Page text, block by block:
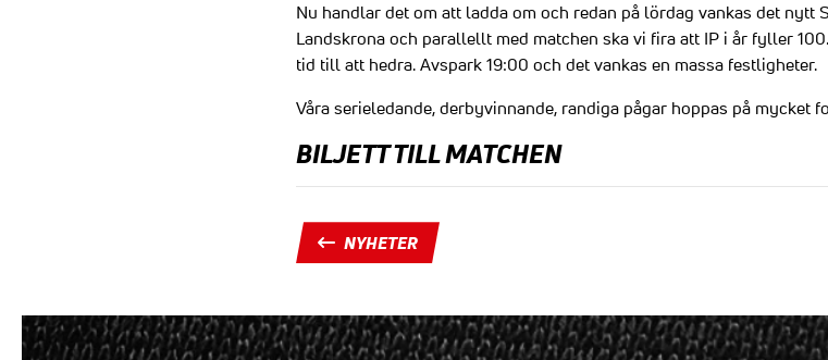
Nu handlar det om att ladda om och redan på lördag vankas det nytt
Landskrona och parallellt med matchen ska vi fira att IP i år fyller
tid till att hedra. Avspark 19:00 och det vankas en massa festligheter.
Våra serieledande, derbyvinnande, randiga pågar hoppas på mycket
BILJETT TILL MATCHEN
NYHETER